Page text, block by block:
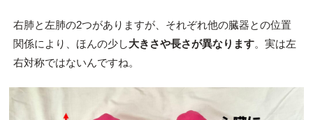
右肺と左肺の2つがありますが、それぞれ他の臓器との位置
関係により、ほんの少し大きさや長さが異なります。実は左
右対称ではないんですね。